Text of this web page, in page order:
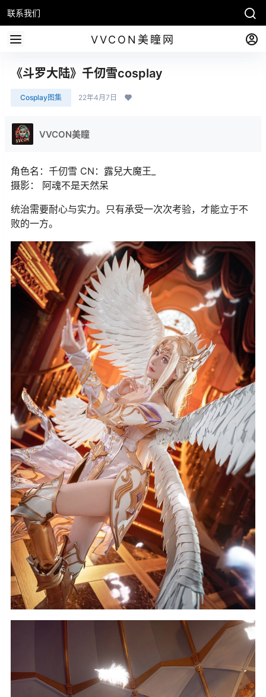
联系我们
VVCON美瞳网
《斗罗大陆》千仞雪cosplay
Cosplay图集 22年4月7日
VVCON美瞳
角色名：千仞雪 CN：露兒大魔王_
摄影： 阿魂不是天然呆
统治需要耐心与实力。只有承受一次次考验，才能立于不
败的一方。